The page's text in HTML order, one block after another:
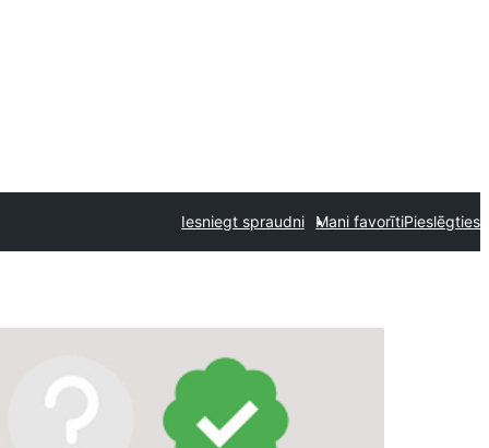
Iesniegt spraudni Mani favorītiPieslēgties